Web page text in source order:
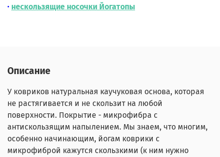
· нескользящие носочки Йогатопы
Описание
У ковриков натуральная каучуковая основа, которая
не растягивается и не скользит на любой
поверхности. Покрытие - микрофибра с
антискользящим напылением. Мы знаем, что многим,
особенно начинающим, йогам коврики с
микрофиброй кажутся скользкими (к ним нужно